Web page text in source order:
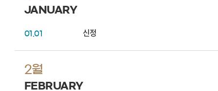
JANUARY
01.01 신정
2월
FEBRUARY